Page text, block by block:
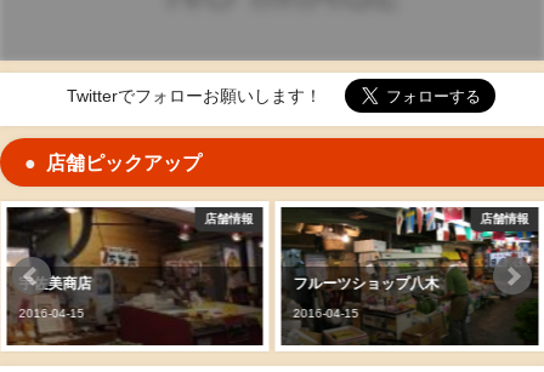
Twitterでフォローお願いします！
店舗ピックアップ
店舗情報
宇佐美商店
2016-04-15
店舗情報
フルーツショップ八木
2016-04-15